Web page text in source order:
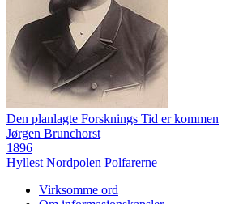
Den planlagte Forsknings Tid er kommen
Jørgen Brunchorst
1896
Hyllest Nordpolen Polfarerne
Virksomme ord